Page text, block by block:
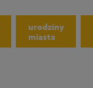
urodziny
miasta